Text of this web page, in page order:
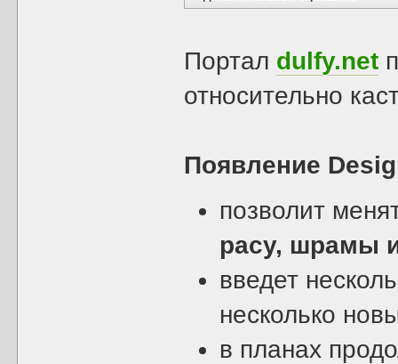
Портал dulfy.net
относительно
Появление
позволит
расу, шрамы
введет
несколько
в планах